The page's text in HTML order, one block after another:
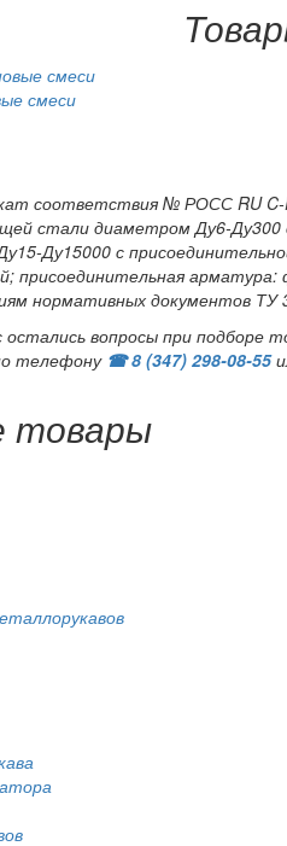
смеси
соответствия № РОСС RU C-
стали диаметром Ду6-Ду300
Ду15000 с
присоединительная
нормативных документов ТУ
остались вопросы при подборе
телефону ☎ 8 (347) 298‑08‑55
товары